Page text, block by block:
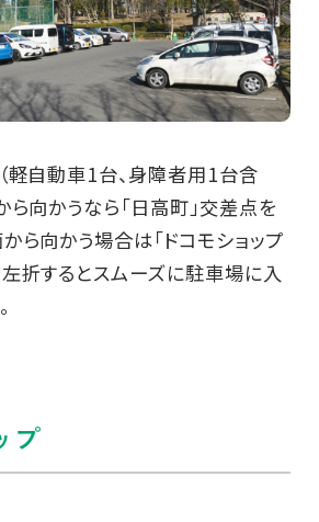
軽自動車1台、身障者用1台含
ら向かうなら「日高町」交差点を
ら向かう場合は「ドコモショップ
折するとスムーズに駐車場に入
プ